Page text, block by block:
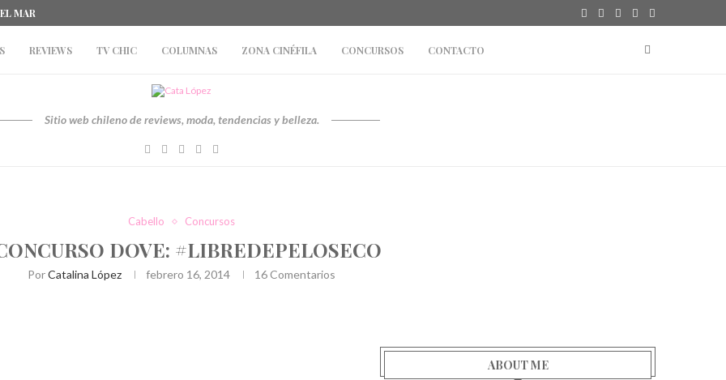
MAR
REVIEWS TV CHIC COLUMNAS ZONA CINÉFILA CONCURSOS CONTACTO
Sitio web chileno de reviews, moda, tendencias y belleza.
Cabello Concursos
DOVE: #LIBREDEPELOSECO
PorCatalina López febrero 16, 2014 16 Comentarios
ABOUT ME